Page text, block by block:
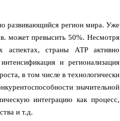
развивающийся регион мира. Уже
в. может превысить 50%. Несмотря
аспектах, страны АТР активно
и регионализация
в том числе в технологически
значительной
интеграцию как процесс,
и т.д.